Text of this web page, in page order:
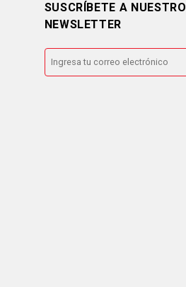
SUSCRÍBETE A NUESTRO
NEWSLETTER